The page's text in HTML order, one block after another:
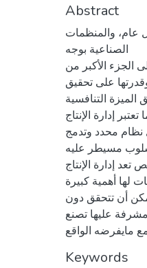
Abstract
عام، والمنظمات
الصناعية بوجه
الجزء الأكبر من
على تحقيق
التنافسية
إدارة الإنتاج
نظام محدد وتدمج
مسيطر عليه
إدارة الإنتاج
لها أهمية كبيرة
أن تتحقق دون
مشرفة عليها تصنع
Keywords